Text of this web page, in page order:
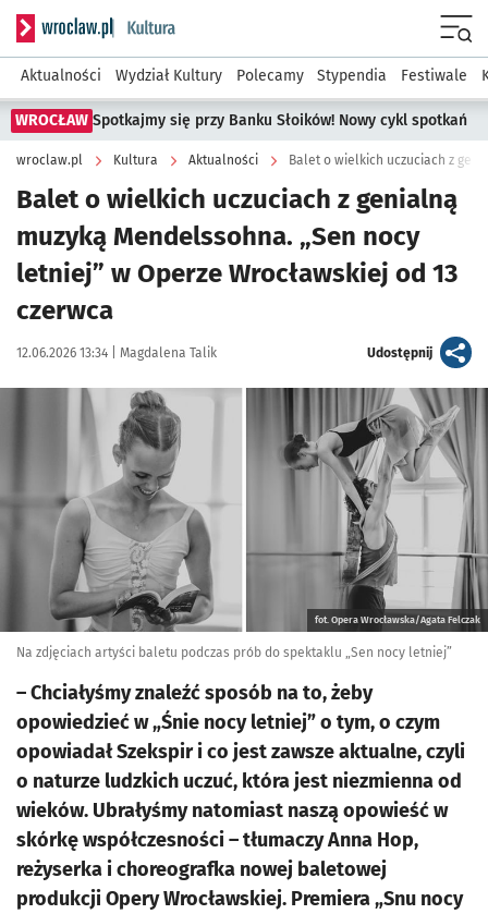
Serwis informacyjny wroclaw.pl podserwis: Kultura
Aktualności Wydział Kultury Polecamy Stypendia Festiwale
WROCŁAW Spotkajmy się przy Banku Słoików! Nowy cykl spotkań
wroclaw.pl Kultura Aktualności
Balet o wielkich uczuciach z genialną
muzyką Mendelssohna. „Sen nocy
letniej” w Operze Wrocławskiej od 13
czerwca
Data publikacji:
12.06.2026 13:34 | Autor:
Magdalena Talik Udostępnijartykuł
Kliknij, aby powiększyć
fot. Opera Wrocławska/Agata Felczak
Na zdjęciach artyści baletu podczas prób do spektaklu „Sen nocy letniej”
– Chciałyśmy znaleźć sposób na to, żeby
opowiedzieć w „Śnie nocy letniej” o tym, o czym
opowiadał Szekspir i co jest zawsze aktualne, czyli
o naturze ludzkich uczuć, która jest niezmienna od
wieków. Ubrałyśmy natomiast naszą opowieść w
skórkę współczesności – tłumaczy Anna Hop,
reżyserka i choreografka nowej baletowej
produkcji Opery Wrocławskiej. Premiera „Snu nocy